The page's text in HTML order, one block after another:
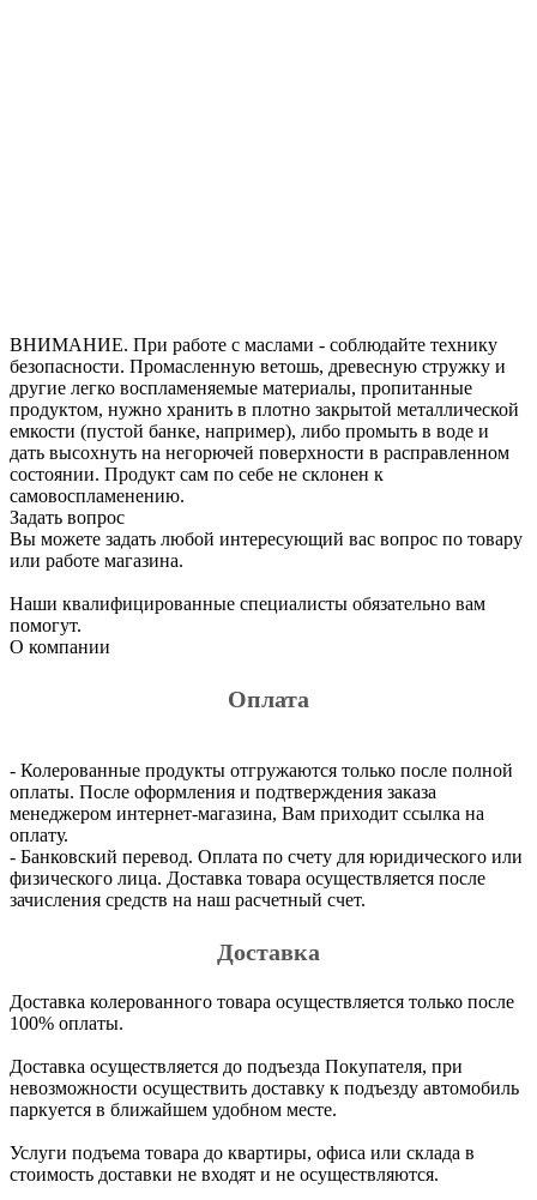
ВНИМАНИЕ. При работе с маслами - соблюдайте технику
безопасности. Промасленную ветошь, древесную стружку и
другие легко воспламеняемые материалы, пропитанные
продуктом, нужно хранить в плотно закрытой металлической
емкости (пустой банке, например), либо промыть в воде и
дать высохнуть на негорючей поверхности в расправленном
состоянии. Продукт сам по себе не склонен к
самовоспламенению.
Задать вопрос
Вы можете задать любой интересующий вас вопрос по товару
или работе магазина.
Наши квалифицированные специалисты обязательно вам
помогут.
О компании
Оплата
- Колерованные продукты отгружаются только после полной
оплаты. После оформления и подтверждения заказа
менеджером интернет-магазина, Вам приходит ссылка на
оплату.
- Банковский перевод. Оплата по счету для юридического или
физического лица. Доставка товара осуществляется после
зачисления средств на наш расчетный счет.
Доставка
Доставка колерованного товара осуществляется только после
100% оплаты.
Доставка осуществляется до подъезда Покупателя, при
невозможности осуществить доставку к подъезду автомобиль
паркуется в ближайшем удобном месте.
Услуги подъема товара до квартиры, офиса или склада в
стоимость доставки не входят и не осуществляются.